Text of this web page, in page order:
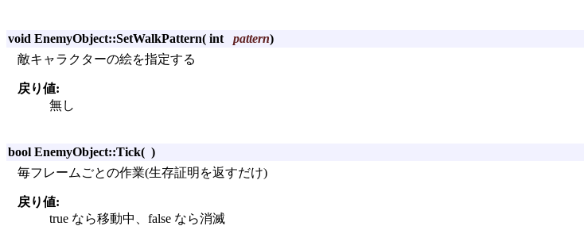
void EnemyObject::SetWalkPattern( int pattern)
敵キャラクターの絵を指定する
戻り値:
無し
bool EnemyObject::Tick( )
毎フレームごとの作業(生存証明を返すだけ)
戻り値:
true なら移動中、false なら消滅